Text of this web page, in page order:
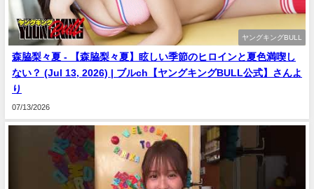
ヤングキングBULL
森脇梨々夏 - 【森脇梨々夏】眩しい季節のヒロインと夏色満喫し
ない？ (Jul 13, 2026) | ブルch【ヤングキングBULL公式】さんよ
り
07/13/2026